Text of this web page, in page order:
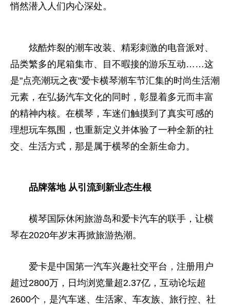
悄然潜入人们内心深处。
炫酷炸裂的潮车改装、精彩刺激的电音派对、
品类繁多的尾箱集市、目不暇接的游乐互动……这
是"点亮潮玩之夜"爱卡横琴潮车节汇集的时尚生活潮
元素，在弘扬汽车文化的同时，彰显着多元而丰富
的精神内核。在横琴，车迷们触摸到了真实可感的
理想玩车氛围，也重新定义并体验了一种全新的社
交、生活方式，那是属于横琴的全新生命力。
品牌落地 从引流到新业态生根
横琴国际休闲旅游岛和爱卡汽车的联手，让横
琴在2020年岁末再掀旅游热潮。
爱卡是中国第一汽车兴趣社交平台，注册用户
超过2800万，日均浏览量超2.37亿，互动论坛超
2600个，是汽车迷、生活家、车友族、旅行控、社